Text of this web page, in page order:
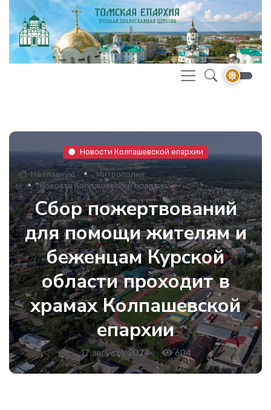
Новости Колпашевской епархии
На главную
Митрополия
Новости Колпашевской епархии
Сбор пожертвований
для помощи жителям и
беженцам Курской
области проходит в
храмах Колпашевской
епархии
17 августа 2024• 604